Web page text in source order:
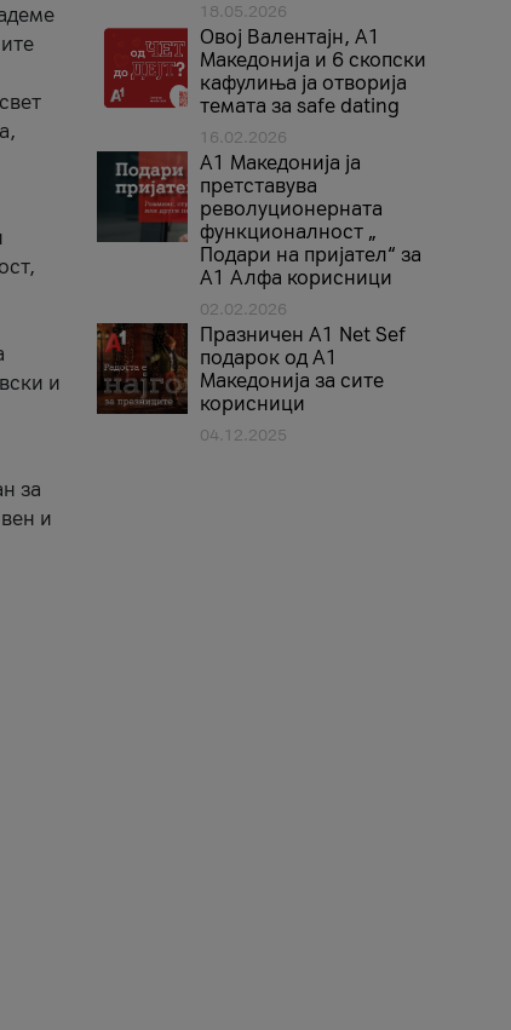
и
за
и
18.05.2026
Овој Валентајн, A1
Македонија и 6 скопски
кафулиња ја отворија
темата за safe dating
16.02.2026
А1 Македонија ја
претставува
револуционерната
функционалност „
Подари на пријател“ за
А1 Алфа корисници
02.02.2026
Празничен A1 Net Sеf
подарок од А1
Македонија за сите
корисници
04.12.2025